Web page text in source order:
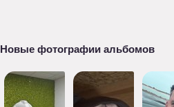
Новые фотографии альбомов